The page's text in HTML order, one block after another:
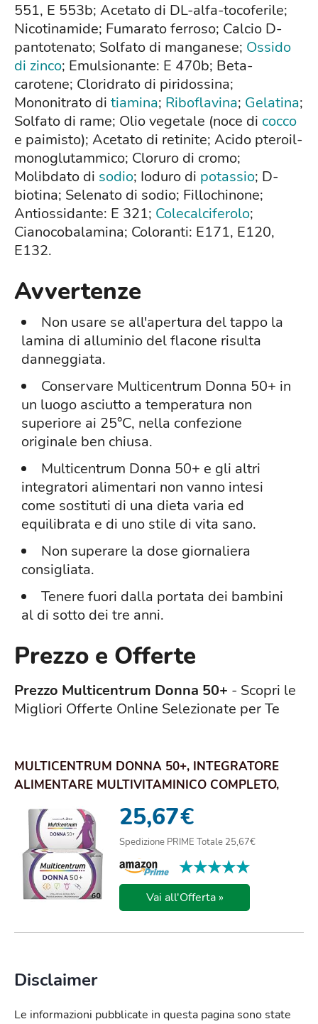
551, E 553b; Acetato di DL-alfa-tocoferile;
Nicotinamide; Fumarato ferroso; Calcio D-
pantotenato; Solfato di manganese; Ossido
di zinco; Emulsionante: E 470b; Beta-
carotene; Cloridrato di piridossina;
Mononitrato di tiamina; Riboflavina; Gelatina;
Solfato di rame; Olio vegetale (noce di cocco
e paimisto); Acetato di retinite; Acido pteroil-
monoglutammico; Cloruro di cromo;
Molibdato di sodio; Ioduro di potassio; D-
biotina; Selenato di sodio; Fillochinone;
Antiossidante: E 321; Colecalciferolo;
Cianocobalamina; Coloranti: E171, E120,
E132.
Avvertenze
Non usare se all'apertura del tappo la
lamina di alluminio del flacone risulta
danneggiata.
Conservare Multicentrum Donna 50+ in
un luogo asciutto a temperatura non
superiore ai 25°C, nella confezione
originale ben chiusa.
Multicentrum Donna 50+ e gli altri
integratori alimentari non vanno intesi
come sostituti di una dieta varia ed
equilibrata e di uno stile di vita sano.
Non superare la dose giornaliera
consigliata.
Tenere fuori dalla portata dei bambini
al di sotto dei tre anni.
Prezzo e Offerte
Prezzo Multicentrum Donna 50+ - Scopri le
Migliori Offerte Online Selezionate per Te
MULTICENTRUM DONNA 50+, INTEGRATORE
ALIMENTARE MULTIVITAMINICO COMPLETO,
25,67€
Spedizione PRIME Totale 25,67€
★★★★★
★★★★★
Vai all'Offerta »
Disclaimer
Le informazioni pubblicate in questa pagina sono state